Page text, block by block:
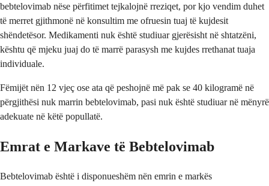
bebtelovimab nëse përfitimet tejkalojnë rreziqet, por kjo vendim duhet
të merret gjithmonë në konsultim me ofruesin tuaj të kujdesit
shëndetësor. Medikamenti nuk është studiuar gjerësisht në shtatzëni,
kështu që mjeku juaj do të marrë parasysh me kujdes rrethanat tuaja
individuale.
Fëmijët nën 12 vjeç ose ata që peshojnë më pak se 40 kilogramë në
përgjithësi nuk marrin bebtelovimab, pasi nuk është studiuar në mënyrë
adekuate në këtë popullatë.
Emrat e Markave të Bebtelovimab
Bebtelovimab është i disponueshëm nën emrin e markës